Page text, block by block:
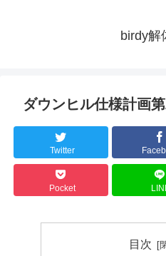
birdy解
ダウンヒル仕様計画
Twitter
Pocket
目次